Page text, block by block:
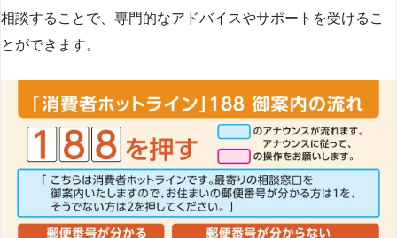
相談することで、専門的なアドバイスやサポートを受けるこ
とができます​​。